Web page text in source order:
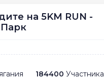
на 5KM RUN -
184400 Участника